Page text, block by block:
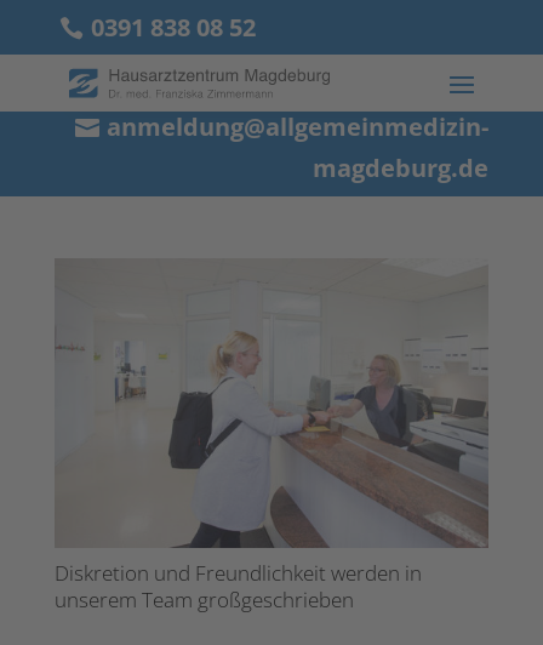
0391 838 08 52
anmeldung@allgemeinmedizin-
magdeburg.de
Diskretion und Freundlichkeit werden in
unserem Team großgeschrieben